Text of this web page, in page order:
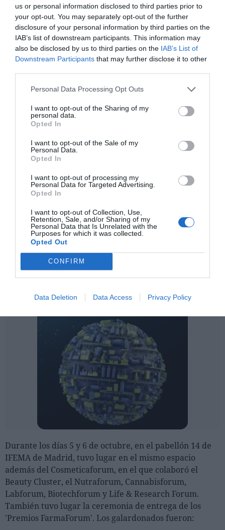
us or personal information disclosed to third parties prior to
your opt-out. You may separately opt-out of the further
disclosure of your personal information by third parties on the
IAB’s list of downstream participants. This information may
also be disclosed by us to third parties on the IAB’s List of
Downstream Participants that may further disclose it to other
Personal Data Processing Opt Outs
I want to opt-out of the Sharing of my
personal data.
Opted In
I want to opt-out of the Sale of my
Personal Data.
Opted In
I want to opt-out of processing my
Personal Data for Targeted Advertising.
Opted In
I want to opt-out of Collection, Use,
Retention, Sale, and/or Sharing of my
Personal Data that Is Unrelated with the
Purposes for which it was collected.
Opted Out
CONFIRM
Data Deletion Data Access Privacy Policy
Éxito rotundo en la última edición
del FarmaForum
La organización del Farmaforum está de celebración, y
es que, en esta séptima edición, tal y como se comunicó
a través de una nota de prensa, el FarmaForum
consiguió llegar al 100% de la capacidad de su espacio
expositoras.
Durante los días 5 y 6 de octubre, en el pabellón 14 de
IFEMA de Madrid, tuvo lugar en el mismo espacio
además del Cosmeticaforum, en el que colaboró el
Beauty Cluster, el Nutraforum, Cannabisforum,
Labforum, Biotechforum y Life & Research Forum.
También tuvo lugar la ceremonia de entrega de los
'Premios FarmaForum'. Los galardonados fueron: